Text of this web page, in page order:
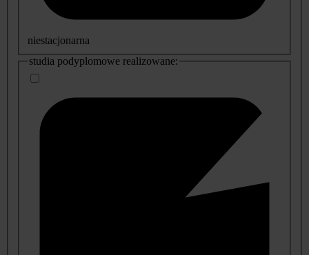
niestacjonarna
studia podyplomowe realizowane: